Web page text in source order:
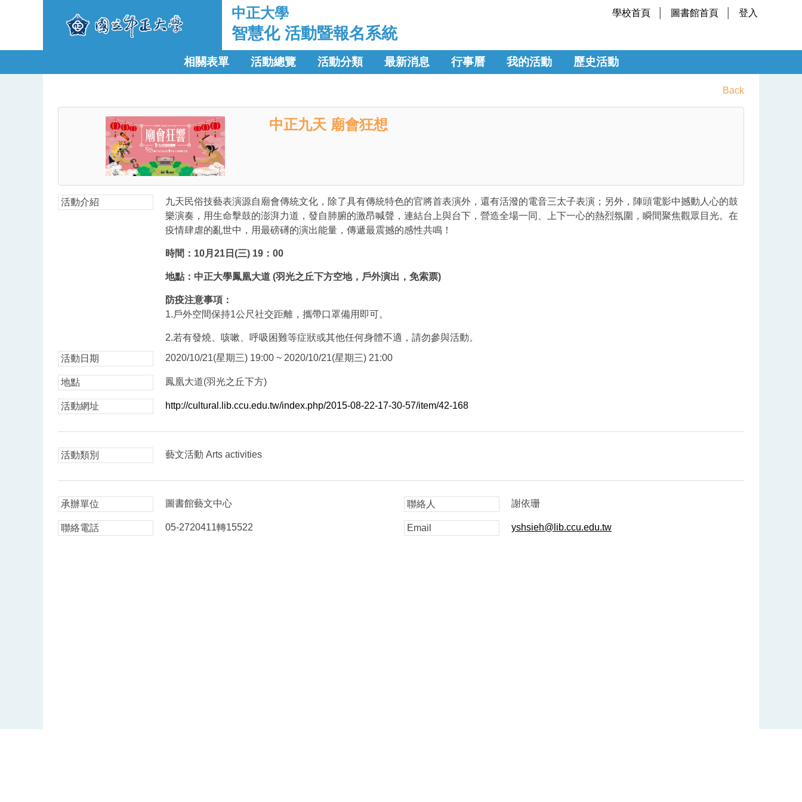
中正大學 學校首頁 圖書館首頁 登入
智慧化 活動暨報名系統
相關表單 活動總覽 活動分類 最新消息 行事曆 我的活動 歷史活動
Back
中正九天 廟會狂想
活動介紹
九天民俗技藝表演源自廟會傳統文化，除了具有傳統特色的官將首表演外，還有活潑的電音三太子表演；另外，陣頭電影中撼動人心的鼓
樂演奏，用生命擊鼓的澎湃力道，發自肺腑的激昂喊聲，連結台上與台下，營造全場一同、上下一心的熱烈氛圍，瞬間聚焦觀眾目光。在
疫情肆虐的亂世中，用最磅礡的演出能量，傳遞最震撼的感性共鳴！
時間：10月21日(三) 19：00
地點：中正大學鳳凰大道 (羽光之丘下方空地，戶外演出，免索票)
防疫注意事項：
1.戶外空間保持1公尺社交距離，攜帶口罩備用即可。
2.若有發燒、咳嗽、呼吸困難等症狀或其他任何身體不適，請勿參與活動。
活動日期 2020/10/21(星期三) 19:00 ~ 2020/10/21(星期三) 21:00
地點 鳳凰大道(羽光之丘下方)
活動網址 http://cultural.lib.ccu.edu.tw/index.php/2015-08-22-17-30-57/item/42-168
活動類別 藝文活動 Arts activities
承辦單位 圖書館藝文中心 聯絡人 謝依珊
聯絡電話 05-2720411轉15522 Email yshsieh@lib.ccu.edu.tw